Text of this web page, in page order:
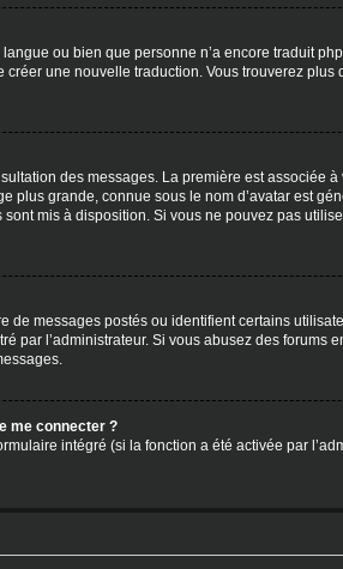
ou bien que personne n’a encore traduit
une nouvelle traduction. Vous trouverez
des messages. La première est associée
plus grande, connue sous le nom d’avatar est
mis à disposition. Si vous ne pouvez pas
de messages postés ou identifient certains
par l’administrateur. Si vous abusez des forums
me connecter ?
intégré (si la fonction a été activée par